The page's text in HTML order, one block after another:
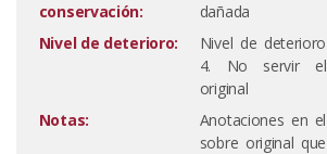
conservación:
dañada
Nivel de deterioro:
Nivel de deterioro
4. No servir el
original
Notas:
Anotaciones en el
sobre original que